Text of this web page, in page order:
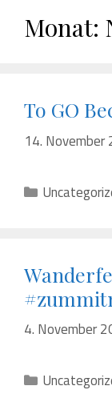
Monat:
To GO
14. November
Kategorien
4. November
Kategorien